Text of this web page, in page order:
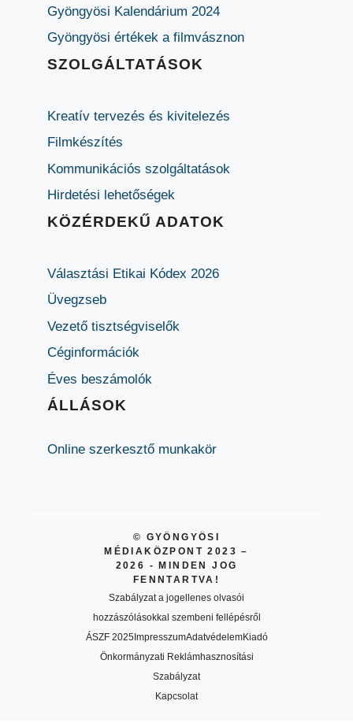
Gyöngyösi Kalendárium 2024
Gyöngyösi értékek a filmvásznon
SZOLGÁLTATÁSOK
Kreatív tervezés és kivitelezés
Filmkészítés
Kommunikációs szolgáltatások
Hirdetési lehetőségek
KÖZÉRDEKŰ ADATOK
Választási Etikai Kódex 2026
Üvegzseb
Vezető tisztségviselők
Céginformációk
Éves beszámolók
ÁLLÁSOK
Online szerkesztő munkakör
© GYÖNGYÖSI
MÉDIAKÖZPONT 2023 –
2026 - MINDEN JOG
FENNTARTVA!
Szabályzat a jogellenes olvasói
hozzászólásokkal szembeni fellépésről
ÁSZF 2025ImpresszumAdatvédelemKiadó
Önkormányzati Reklámhasznosítási
Szabályzat
Kapcsolat